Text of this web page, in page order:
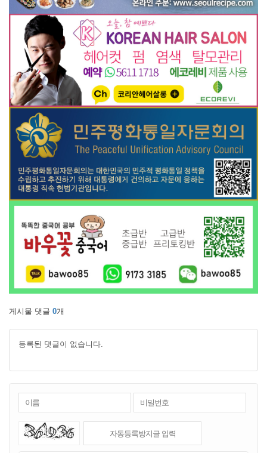
게시물 댓글 0개
등록된 댓글이 없습니다.